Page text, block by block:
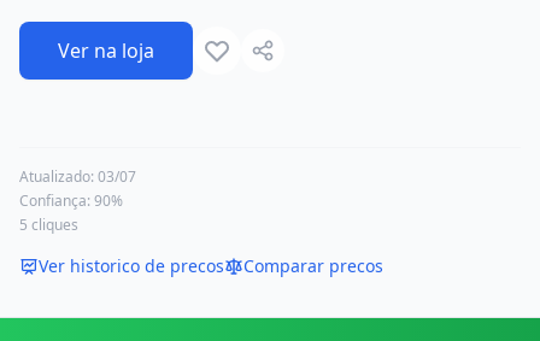
Ver na loja
Atualizado: 03/07
Confiança: 90%
5 cliques
Ver historico de precos Comparar precos